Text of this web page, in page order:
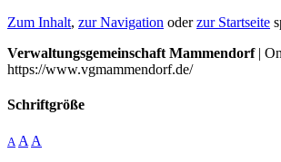
Zum Inhalt, zur Navigation oderzur Startseite
Verwaltungsgemeinschaft Mammendorf|
https://www.vgmammendorf.de/
Schriftgröße
A A A